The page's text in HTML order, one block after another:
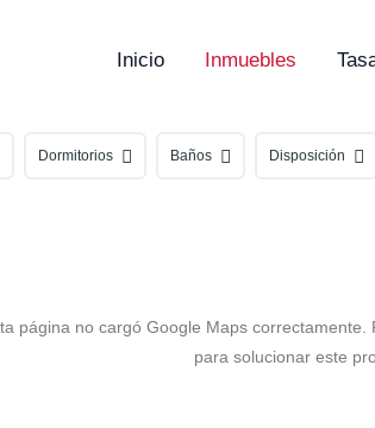
Inicio Inmuebles
Dormitorios Baños Disposición
página no cargó Google Maps
para solucionar este